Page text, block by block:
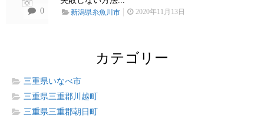
0 新潟県糸魚川市 2020年11月13日
カテゴリー
三重県いなべ市
三重県三重郡川越町
三重県三重郡朝日町